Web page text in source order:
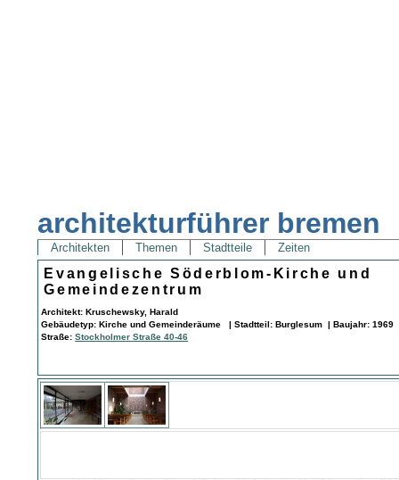
architekturführer bremen
Architekten Themen Stadtteile Zeiten
Evangelische Söderblom-Kirche und
Gemeindezentrum
Architekt: Kruschewsky, Harald
Gebäudetyp: Kirche und Gemeinderäume | Stadtteil: Burglesum | Baujahr: 1969
Straße:Stockholmer Straße 40-46